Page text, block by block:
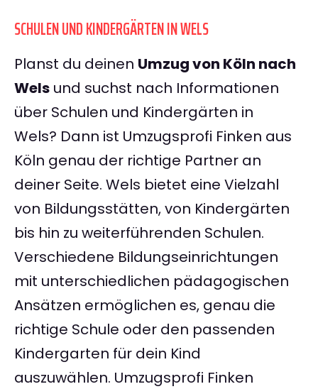
SCHULEN UND KINDERGÄRTEN IN WELS
Planst du deinen Umzug von Köln nach
Wels und suchst nach Informationen
über Schulen und Kindergärten in
Wels? Dann ist Umzugsprofi Finken aus
Köln genau der richtige Partner an
deiner Seite. Wels bietet eine Vielzahl
von Bildungsstätten, von Kindergärten
bis hin zu weiterführenden Schulen.
Verschiedene Bildungseinrichtungen
mit unterschiedlichen pädagogischen
Ansätzen ermöglichen es, genau die
richtige Schule oder den passenden
Kindergarten für dein Kind
auszuwählen. Umzugsprofi Finken